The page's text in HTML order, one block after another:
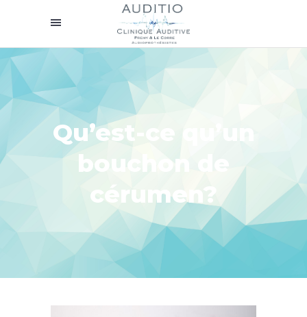
Qu’est-ce qu’un
bouchon de
cérumen?